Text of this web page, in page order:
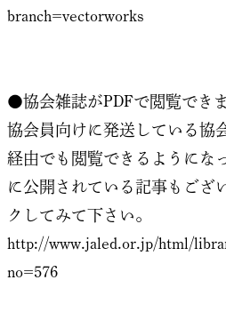
branch=vectorworks
●協会雑誌がPDFで閲覧できま
協会員向けに発送している協
経由でも閲覧できるようにな
に公開されている記事もござ
クしてみて下さい。
http://www.jaled.or.jp/html/
no=576